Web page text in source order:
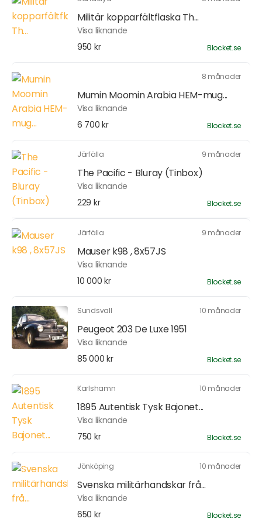
Militär kopparfältflaska Th...
Visa liknande
950 kr
Blocket.se
8 månader
Mumin Moomin Arabia HEM-mug...
Visa liknande
6 700 kr
Blocket.se
Järfälla 9 månader
The Pacific - Bluray (Tinbox)
Visa liknande
229 kr
Blocket.se
Järfälla 9 månader
Mauser k98 , 8x57JS
Visa liknande
10 000 kr
Blocket.se
Sundsvall 10 månader
Peugeot 203 De Luxe 1951
Visa liknande
85 000 kr
Blocket.se
Karlshamn 10 månader
1895 Autentisk Tysk Bajonet...
Visa liknande
750 kr
Blocket.se
Jönköping 10 månader
Svenska militärhandskar frå...
Visa liknande
650 kr
Blocket.se